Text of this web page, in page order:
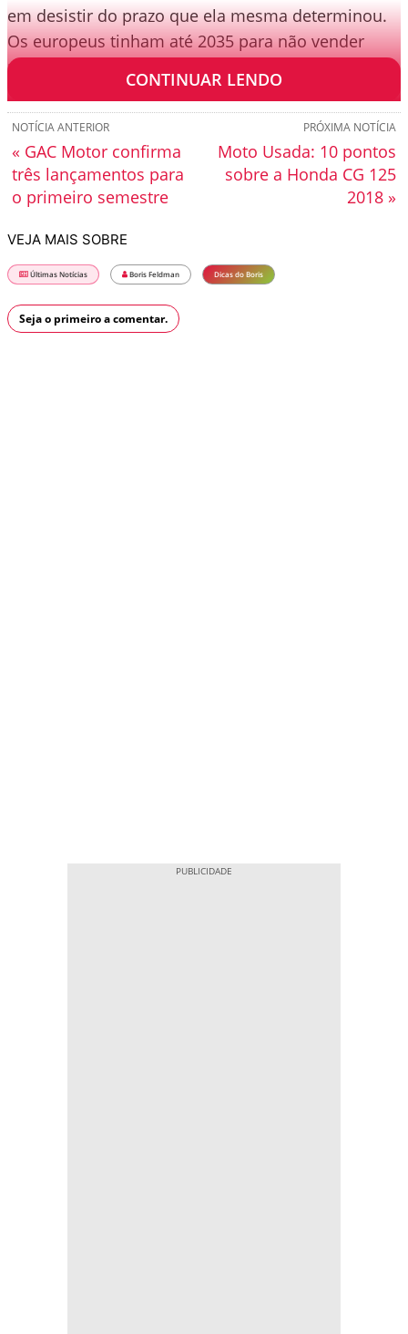
em desistir do prazo que ela mesma determinou.
Os europeus tinham até 2035 para não vender
mais motor a combustão nos países.
CONTINUAR LENDO
PRÓXIMA NOTÍCIA
Moto Usada: 10 pontos
sobre a Honda CG 125
2018 »
NOTÍCIA ANTERIOR
« GAC Motor confirma
três lançamentos para
o primeiro semestre
VEJA MAIS SOBRE
Últimas Notícias Boris Feldman Dicas do Boris
Seja o primeiro a comentar.